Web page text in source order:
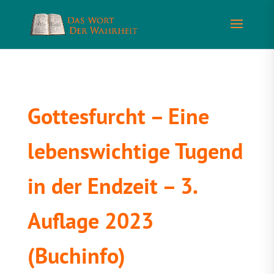
Gottesfurcht – Eine
lebenswichtige Tugend
in der Endzeit – 3.
Auflage 2023
(Buchinfo)